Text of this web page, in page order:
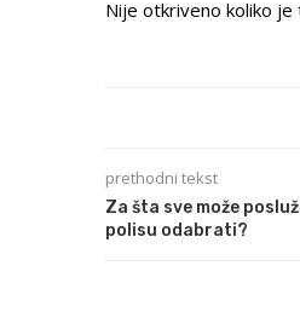
Nije otkriveno koliko je
prethodni tekst
Za šta sve može
polisu odabrati?